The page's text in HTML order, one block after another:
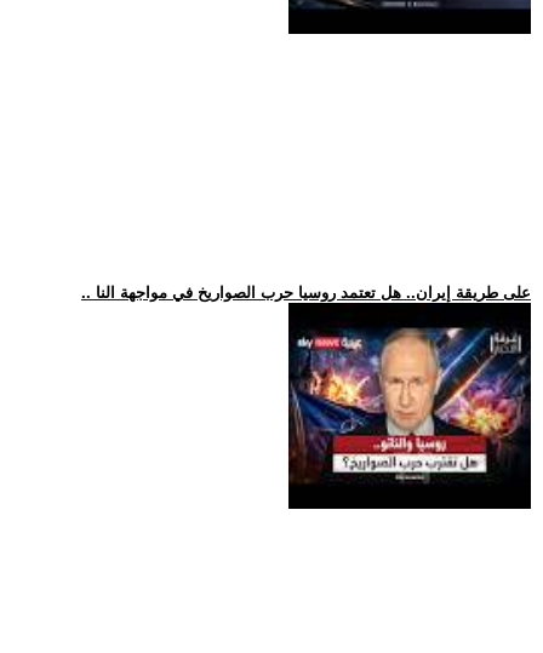
.. على طريقة إيران.. هل تعتمد روسيا حرب الصواريخ في مواجهة النا